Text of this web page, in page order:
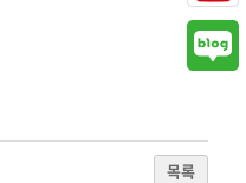
목록